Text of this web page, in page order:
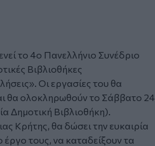
το 4ο Πανελλήνιο Συνέδριο
Βιβλιοθήκες
Οι εργασίες του θα
θα ολοκληρωθούν το Σάββατο 24
Δημοτική Βιβλιοθήκη).
Κρήτης, θα δώσει την ευκαιρία
τους, να καταδείξουν τα